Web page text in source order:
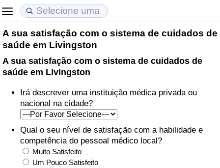
A sua satisfação com o sistema de cuidados de
saúde em Livingston
A sua satisfação com o sistema de cuidados de
saúde em Livingston
Irá descrever uma instituição médica privada ou
nacional na cidade?
Qual o seu nível de satisfação com a habilidade e
competência do pessoal médico local?
Muito Satisfeito
Um Pouco Satisfeito
Custo de Vida
Indicador de Custo de Vida (Atual)
Indicador de Custo de Vida
Indicador de Custo de Vida Por País
em Aqaba
Preços de Imóveis
Indicador de Preços de Imóveis (Atual)
Indicador de Preços de Imóveis
Indicador de Preços de Imóveis por País
Qualidade de Vida
Indicador de Qualidade de Vida
Indicador de Qualidade de Vida (Atual)
Índice de qualidade de vida por país
Crime
Taxa do Indicador de Crime (Atual)